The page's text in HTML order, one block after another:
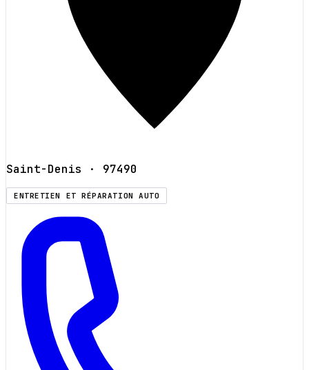
Saint-Denis · 97490
ENTRETIEN ET RÉPARATION AUTO